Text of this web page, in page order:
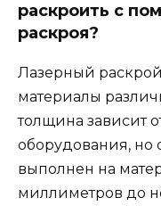
раскроить с
раскроя?
Лазерный раскрой
материалы
толщина зависит
оборудования, но
выполнен на
миллиметров до